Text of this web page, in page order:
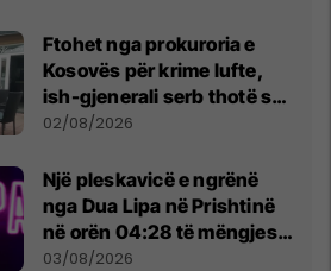
Ftohet nga prokuroria e
Kosovës për krime lufte,
ish-gjenerali serb thotë se
dikush e tradhtoi në
02/08/2026
Një pleskavicë e ngrënë
nga Dua Lipa në Prishtinë
në orën 04:28 të mëngjesit
- dhe bota digjitale serbe
03/08/2026